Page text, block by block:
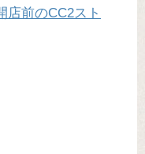
店前のCC2スト